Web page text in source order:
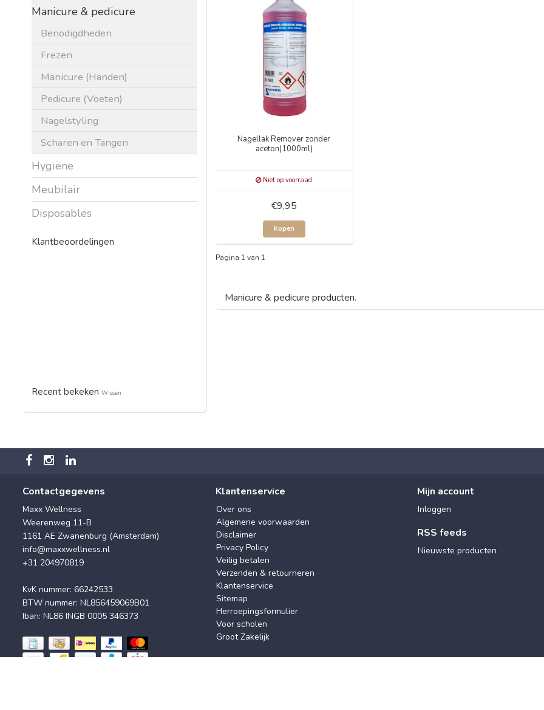
Manicure & pedicure
Benodigdheden
Frezen
Manicure (Handen)
Pedicure (Voeten)
Nagelstyling
Scharen en Tangen
Hygiëne
Meubilair
Disposables
Klantbeoordelingen
Recent bekeken Wissen
Nagellak Remover zonder
aceton(1000ml)
Niet op voorraad
€9,95
Kopen
Pagina 1 van 1
Manicure & pedicure producten.
Contactgegevens
Maxx Wellness
Weerenweg 11-B
1161 AE Zwanenburg (Amsterdam)
info@maxxwellness.nl
+31 204970819
KvK nummer: 66242533
BTW nummer: NL856459069B01
Iban: NL86 INGB 0005 346373
Klantenservice
Over ons
Algemene voorwaarden
Disclaimer
Privacy Policy
Veilig betalen
Verzenden & retourneren
Klantenservice
Sitemap
Herroepingsformulier
Voor scholen
Groot Zakelijk
Mijn account
Inloggen
RSS feeds
Nieuwste producten